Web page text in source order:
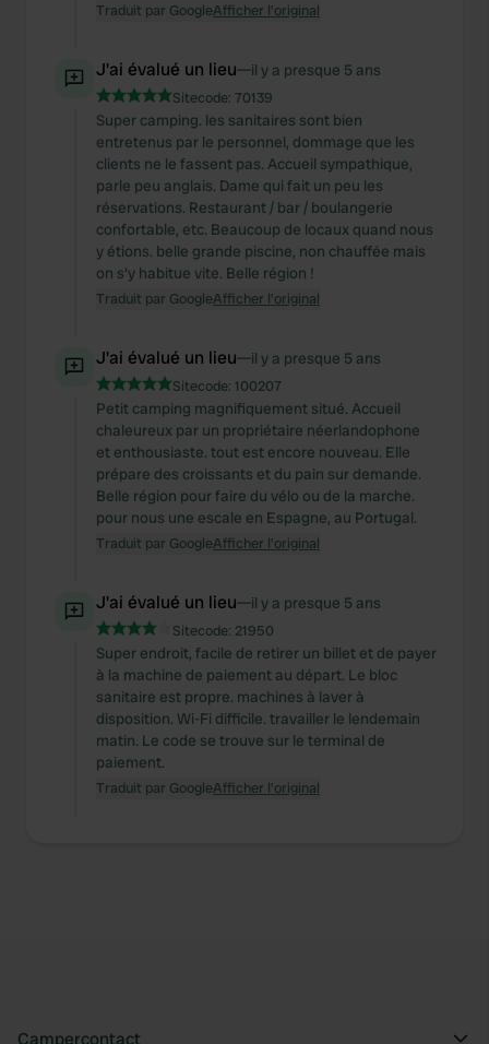
Traduit par GoogleAfficher l'original
J'ai évalué un lieu—il y a presque 5 ans
Sitecode: 70139
Super camping. les sanitaires sont bien
entretenus par le personnel, dommage que les
clients ne le fassent pas. Accueil sympathique,
parle peu anglais. Dame qui fait un peu les
réservations. Restaurant / bar / boulangerie
confortable, etc. Beaucoup de locaux quand nous
y étions. belle grande piscine, non chauffée mais
on s'y habitue vite. Belle région !
Traduit par GoogleAfficher l'original
J'ai évalué un lieu—il y a presque 5 ans
Sitecode: 100207
Petit camping magnifiquement situé. Accueil
chaleureux par un propriétaire néerlandophone
et enthousiaste. tout est encore nouveau. Elle
prépare des croissants et du pain sur demande.
Belle région pour faire du vélo ou de la marche.
pour nous une escale en Espagne, au Portugal.
Traduit par GoogleAfficher l'original
J'ai évalué un lieu—il y a presque 5 ans
Sitecode: 21950
Super endroit, facile de retirer un billet et de payer
à la machine de paiement au départ. Le bloc
sanitaire est propre. machines à laver à
disposition. Wi-Fi difficile. travailler le lendemain
matin. Le code se trouve sur le terminal de
paiement.
Traduit par GoogleAfficher l'original
Campercontact